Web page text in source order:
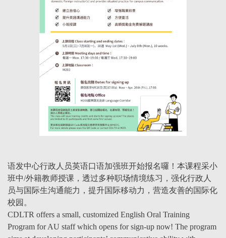
语发中心行政人员英语口语加强班开始报名囉！本课程采小
班中/外籍教师授课，透过多种职场情境练习，强化行政人
员与国际生沟通能力，提升国际移动力，营造友善的国际化
校园。
CDLTR offers a small, customized English Oral Training
Program for AU staff which opens for sign-up now! The program